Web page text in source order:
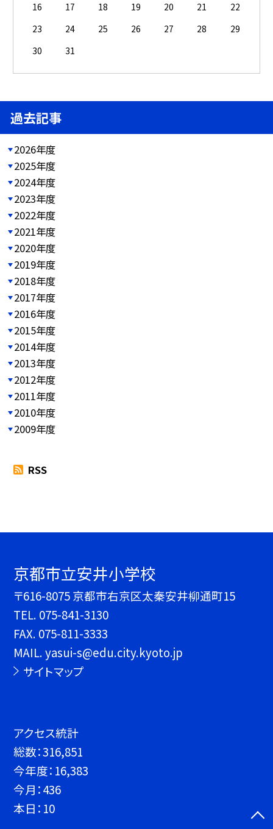
16
17 18 19 20 21
22
23
24 25 26 27 28
29
30
31
過去記事
2026年度
2025年度
2024年度
2023年度
2022年度
2021年度
2020年度
2019年度
2018年度
2017年度
2016年度
2015年度
2014年度
2013年度
2012年度
2011年度
2010年度
2009年度
RSS
京都市立安井小学校
〒616-8075 京都市右京区太秦安井柳通町15
TEL. 075-841-3130
FAX. 075-811-3333
MAIL. yasui-s@edu.city.kyoto.jp
サイトマップ
アクセス統計
総数：316,851
今年度： 16,383
今月：436
本日： 10